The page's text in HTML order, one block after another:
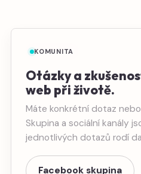
KOMUNITA
Otázky a
web při životě.
Máte konkrétní dotaz
Skupina a sociální kanály
jednotlivých dotazů rodí
Facebook skupina